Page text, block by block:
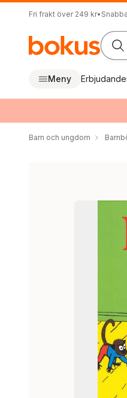
Fri frakt över 249 kr•
Meny
Barn och ungdom